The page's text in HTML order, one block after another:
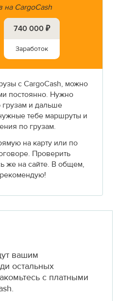
на CargoCash
740 000 ₽
Заработок
с CargoCash, можно
постоянно. Нужно
грузам и дальше
тебе маршруты и
по грузам.
на карту или по
Проверить
же на сайте. В общем,
вашим
остальных
с платными